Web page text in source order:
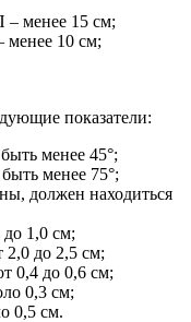
– менее 15 см;
менее 10 см;
показатели:
менее 45°;
менее 75°;
должен находиться
1,0 см;
до 2,5 см;
0,4 до 0,6 см;
0,3 см;
0,5 см.